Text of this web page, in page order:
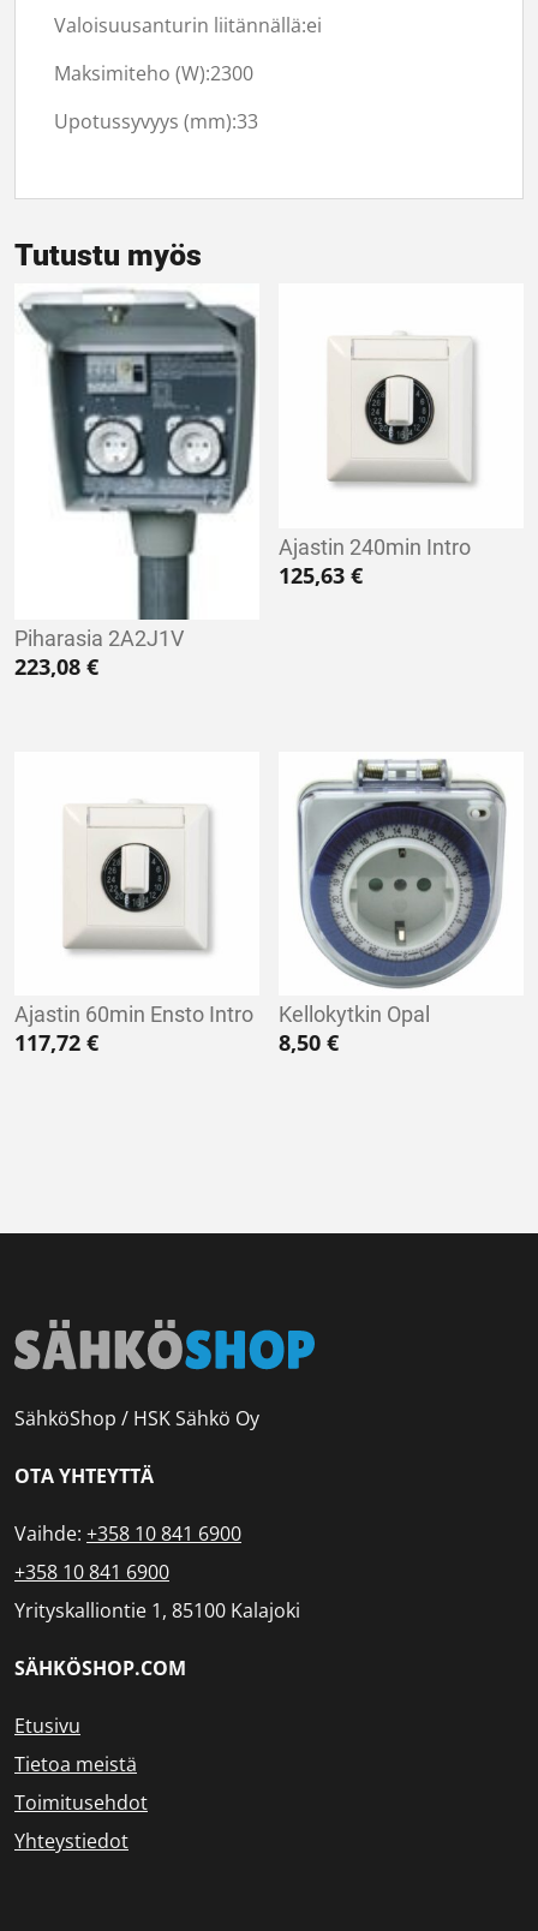
Valoisuusanturin liitännällä:ei
Maksimiteho (W):2300
Upotussyvyys (mm):33
Tutustu myös
Piharasia 2A2J1V
223,08 €
Ajastin 240min Intro
125,63€
Ajastin 60min Ensto Intro
117,72 €
Kellokytkin Opal
8,50€
SähköShop / HSK Sähkö Oy
OTA YHTEYTTÄ
Vaihde: +358 10 841 6900
+358 10 841 6900
Yrityskalliontie 1, 85100 Kalajoki
SÄHKÖSHOP.COM
Etusivu
Tietoa meistä
Toimitusehdot
Yhteystiedot